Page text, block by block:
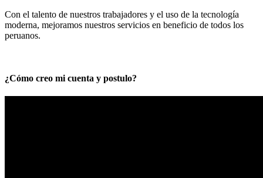
Con el talento de nuestros trabajadores y el uso de la tecnología
moderna, mejoramos nuestros servicios en beneficio de todos los
peruanos.
¿Cómo creo mi cuenta y postulo?